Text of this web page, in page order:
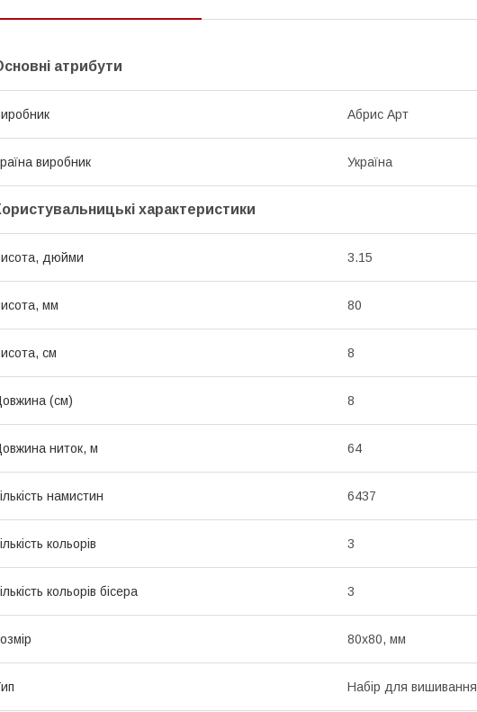
атрибути
Абрис Арт
виробник Україна
характеристики
дюйми 3.15
мм 80
см 8
(см) 8
ниток, м 64
намистин 6437
кольорів 3
кольорів бісера 3
80x80, мм
Набір для вишивання